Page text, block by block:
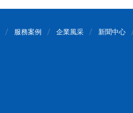
服務案例 企業風采 新聞中心